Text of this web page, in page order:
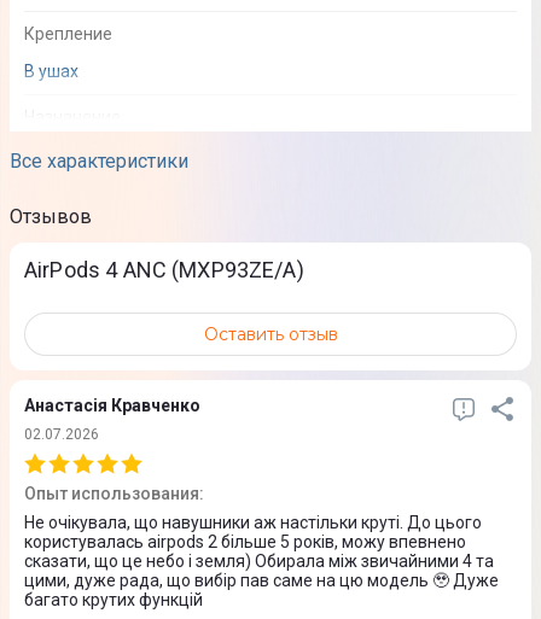
Все характеристики
Крепление
В ушах
True Wireless Stereo (TWS)
Микрофон
Наличие гарнитуры
Да
Система активного шумоподавления
Да
Эксплуатация
Интерфейс подключения
Bluetooth 5.3
Длина кабеля
Отзывов
AirPods 4 ANC (MXP93ZE/A)
Оставить отзыв
Анастасія Кравченко
02.07.2026
Опыт использования:
Не очікувала, що навушники аж настільки круті. До цього
користувалась airpods 2 більше 5 років, можу впевнено
сказати, що це небо і земля) Обирала між звичайними 4 та
цими, дуже рада, що вибір пав саме на цю модель 🥹 Дуже
багато крутих функцій